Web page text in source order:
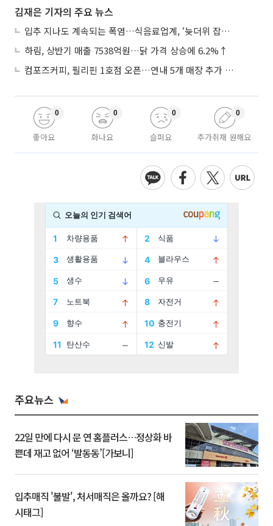
김재은 기자의 주요 뉴스
입추 지나도 계속되는 폭염…식음료업계, ‘늦더위 잡기’ 전력 투구
하림, 상반기 매출 7538억원…닭 가격 상승에 6.2%↑
컴포즈커피, 필리핀 1호점 오픈…연내 5개 매장 추가 출점
좋아요
0
화나요
0
슬퍼요
0
추가취재 원해요
0
주요뉴스
22일 만에 다시 문 연 홈플러스…정상화 바
쁜데 재고 없어 ‘발동동’[가보니]
입추매직 '불발', 처서매직은 올까요? [해
시태그]